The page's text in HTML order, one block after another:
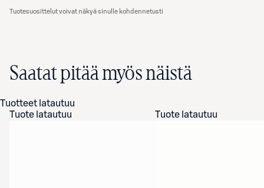
Tuotesuosittelut voivat näkyä sinulle kohdennetusti
Saatat pitää myös näistä
Tuotteet latautuu
Tuote latautuu
Tuote latautuu